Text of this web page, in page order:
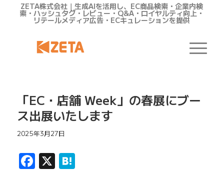
ZETA株式会社｜生成AIを活用し、EC商品検索・企業内検
索・ハッシュタグ・レビュー・Q&A・ロイヤルティ向上・
リテールメディア広告・ECキュレーションを提供
「EC・店舗 Week」の春展にブー
ス出展いたします
2025年3月27日
Facebook
X Hatena